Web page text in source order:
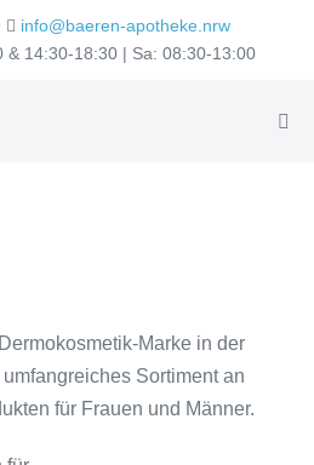
info@baeren-apotheke.nrw
& 14:30-18:30 | Sa: 08:30-13:00
Marke in der
Sortiment an
für Frauen und Männer.